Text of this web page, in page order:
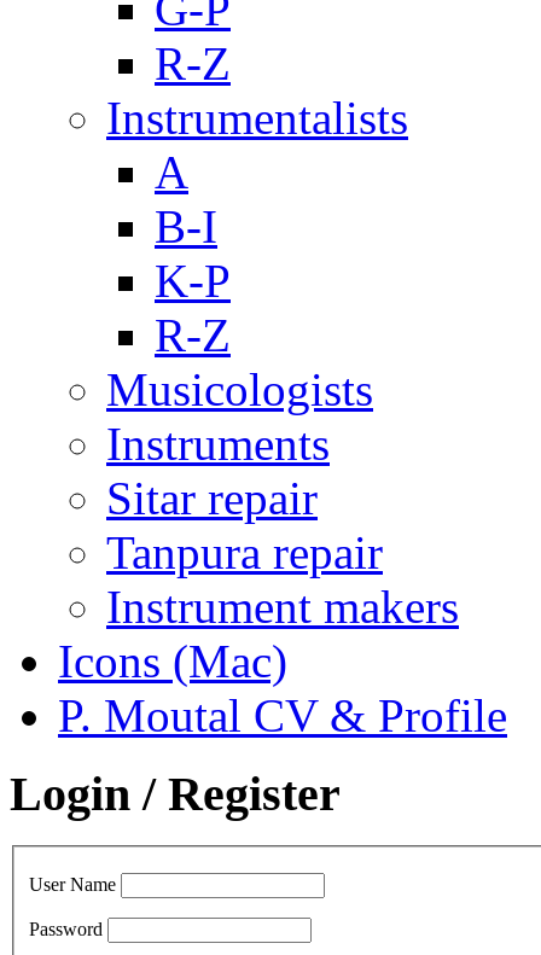
R-Z
Instrumentalists
A
B-I
K-P
R-Z
Musicologists
Instruments
Sitar repair
Tanpura repair
Instrument makers
Icons (Mac)
P. Moutal CV & Profile
Login / Register
User Name
Password